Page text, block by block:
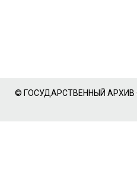
© ГОСУДАРСТВЕННЫЙ